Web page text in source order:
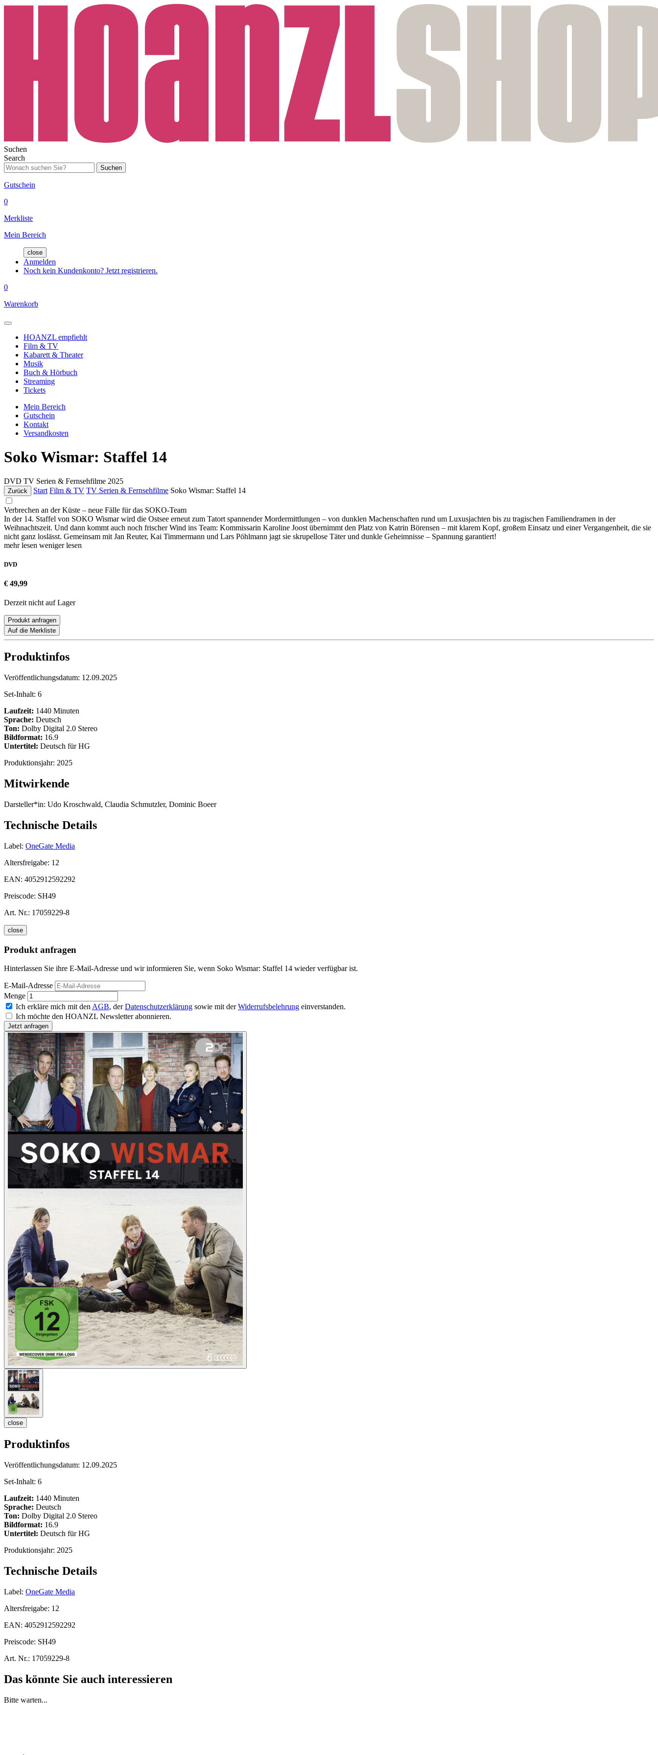
Suchen
Search
Suchen
Gutschein
0
Merkliste
Mein Bereich
close
Anmelden
Noch kein Kundenkonto? Jetzt registrieren.
0
Warenkorb
HOANZL empfiehlt
Film & TV
Kabarett & Theater
Musik
Buch & Hörbuch
Streaming
Tickets
Mein Bereich
Gutschein
Kontakt
Versandkosten
Soko Wismar: Staffel 14
DVD TV Serien & Fernsehfilme 2025
Zurück Start Film & TV TV Serien & Fernsehfilme Soko Wismar: Staffel 14
Verbrechen an der Küste – neue Fälle für das SOKO-Team
In der 14. Staffel von SOKO Wismar wird die Ostsee erneut zum Tatort spannender Mordermittlungen – von dunklen Machenschaften rund um Luxusjachten bis zu tragischen Familiendramen in der
Weihnachtszeit. Und dann kommt auch noch frischer Wind ins Team: Kommissarin Karoline Joost übernimmt den Platz von Katrin Börensen – mit klarem Kopf, großem Einsatz und einer Vergangenheit, die sie
nicht ganz loslässt. Gemeinsam mit Jan Reuter, Kai Timmermann und Lars Pöhlmann jagt sie skrupellose Täter und dunkle Geheimnisse – Spannung garantiert!
mehr lesen weniger lesen
DVD
€ 49,99
Derzeit nicht auf Lager
Produkt anfragen
Auf die Merkliste
Produktinfos
Veröffentlichungsdatum: 12.09.2025
Set-Inhalt: 6
Laufzeit: 1440 Minuten
Sprache: Deutsch
Ton: Dolby Digital 2.0 Stereo
Bildformat: 16.9
Untertitel: Deutsch für HG
Produktionsjahr: 2025
Mitwirkende
Darsteller*in: Udo Kroschwald, Claudia Schmutzler, Dominic Boeer
Technische Details
Label: OneGate Media
Altersfreigabe: 12
EAN: 4052912592292
Preiscode: SH49
Art. Nr.: 17059229-8
close
Produkt anfragen
Hinterlassen Sie ihre E-Mail-Adresse und wir informieren Sie, wenn Soko Wismar: Staffel 14 wieder verfügbar ist.
E-Mail-Adresse
Menge
Ich erkläre mich mit den AGB, derDatenschutzerklärung sowie mit derWiderrufsbelehrung einverstanden.
Ich möchte den HOANZL Newsletter abonnieren.
close
Produktinfos
Veröffentlichungsdatum: 12.09.2025
Set-Inhalt: 6
Laufzeit: 1440 Minuten
Sprache: Deutsch
Ton: Dolby Digital 2.0 Stereo
Bildformat: 16.9
Untertitel: Deutsch für HG
Produktionsjahr: 2025
Technische Details
Label: OneGate Media
Altersfreigabe: 12
EAN: 4052912592292
Preiscode: SH49
Art. Nr.: 17059229-8
Das könnte Sie auch interessieren
Bitte warten...